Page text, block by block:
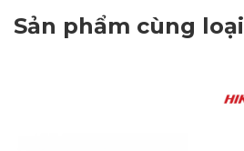
Sản phẩm cùng loại